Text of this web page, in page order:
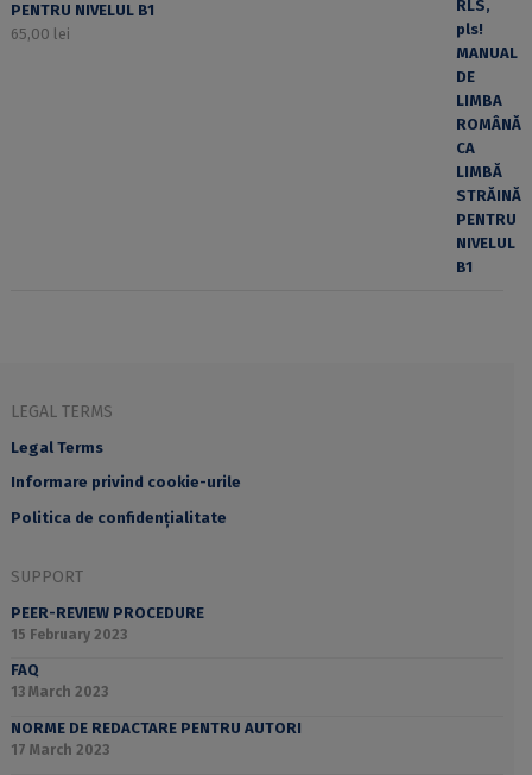
PENTRU NIVELUL B1
65,00 lei
LEGAL TERMS
Legal Terms
Informare privind cookie-urile
Politica de confidențialitate
SUPPORT
PEER-REVIEW PROCEDURE
15 February 2023
FAQ
13 March 2023
NORME DE REDACTARE PENTRU AUTORI
17 March 2023